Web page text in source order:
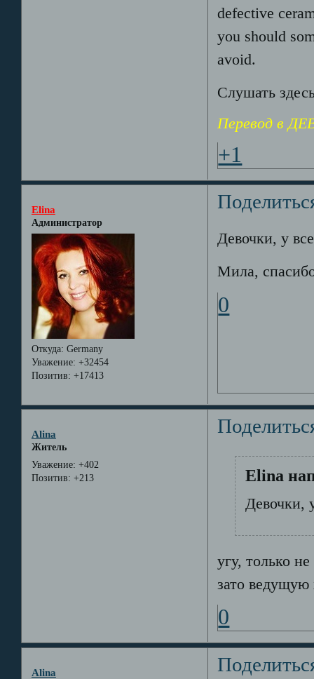
defective
you should
avoid.
Слушать
Перевод в
+1
Elina
Администратор
Откуда: Germany
Уважение: +32454
Позитив: +17413
Девочки, у
Мила,
0
Alina
Житель
Уважение: +402
Позитив: +213 Elina
Девочки,
угу, только
зато
0
Alina